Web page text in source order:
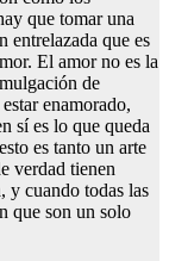
que tomar una
entrelazada que es
El amor no es la
de
enamorado,
sí es lo que queda
es tanto un arte
verdad tienen
y cuando todas las
que son un solo